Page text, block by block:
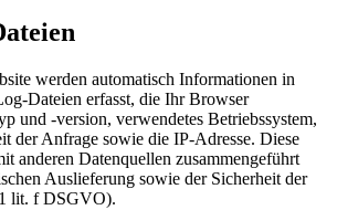
werden automatisch Informationen in
Dateien erfasst, die Ihr Browser
und -version, verwendetes Betriebssystem,
der Anfrage sowie die IP-Adresse. Diese
anderen Datenquellen zusammengeführt
Auslieferung sowie der Sicherheit der
lit. f DSGVO).